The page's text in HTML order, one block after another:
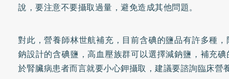
說，要注意不要攝取過量，避免造成其他問題。
對此，營養師林世航補充，目前含碘的鹽品有許多種
鈉設計的含碘鹽，高血壓族群可以選擇減鈉鹽，補充
於腎臟病患者而言就要小心鉀攝取，建議要諮詢臨床營